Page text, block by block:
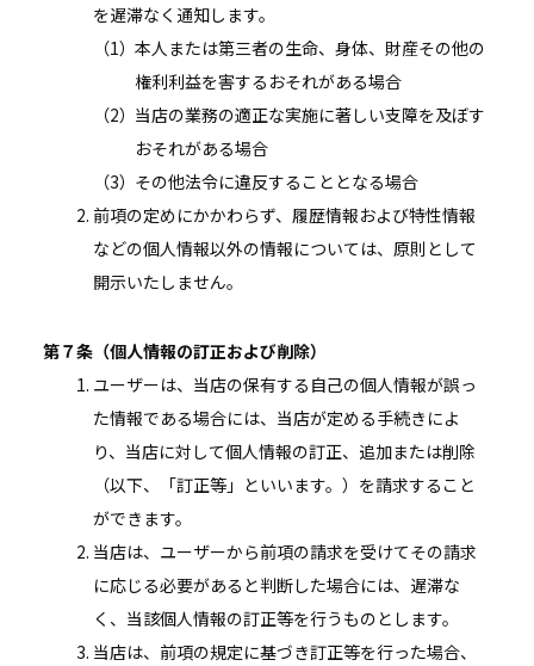
を遅滞なく通知します。
本人または第三者の生命、身体、財産その他の
権利利益を害するおそれがある場合
当店の業務の適正な実施に著しい支障を及ぼす
おそれがある場合
その他法令に違反することとなる場合
前項の定めにかかわらず、履歴情報および特性情報
などの個人情報以外の情報については、原則として
開示いたしません。
第７条（個人情報の訂正および削除）
ユーザーは、当店の保有する自己の個人情報が誤っ
た情報である場合には、当店が定める手続きによ
り、当店に対して個人情報の訂正、追加または削除
（以下、「訂正等」といいます。）を請求すること
ができます。
当店は、ユーザーから前項の請求を受けてその請求
に応じる必要があると判断した場合には、遅滞な
く、当該個人情報の訂正等を行うものとします。
当店は、前項の規定に基づき訂正等を行った場合、